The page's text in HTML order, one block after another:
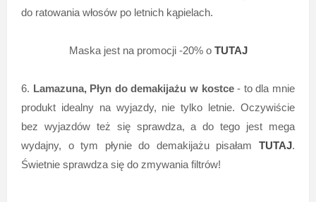
do ratowania włosów po letnich kąpielach.
Maska jest na promocji -20% o TUTAJ
6. Lamazuna, Płyn do demakijażu w kostce- to dla mnie
produkt idealny na wyjazdy, nie tylko letnie. Oczywiście
bez wyjazdów też się sprawdza, a do tego jest mega
wydajny, o tym płynie do demakijażu pisałamTUTAJ.
Świetnie sprawdza się do zmywania filtrów!